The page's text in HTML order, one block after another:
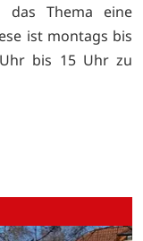
das Thema eine
ist montags bis
bis 15 Uhr zu